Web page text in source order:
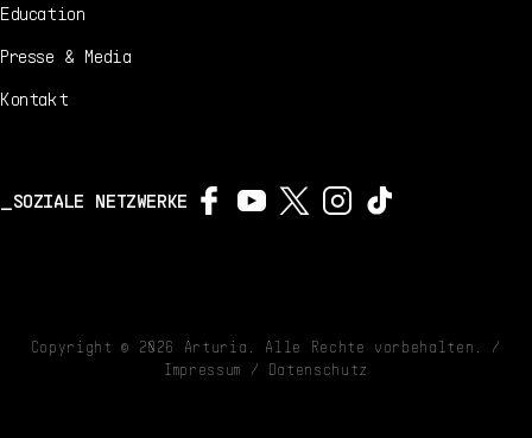
Education
Presse & Media
Kontakt
SOZIALE NETZWERKE
Copyright © 2026
Arturia. Alle Rechte vorbehalten. /
Impressum / Datenschutz